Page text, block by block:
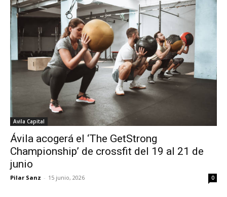
Avila Capital
Ávila acogerá el ‘The GetStrong
Championship’ de crossfit del 19 al 21 de
junio
Pilar Sanz - 15 junio, 2026 0